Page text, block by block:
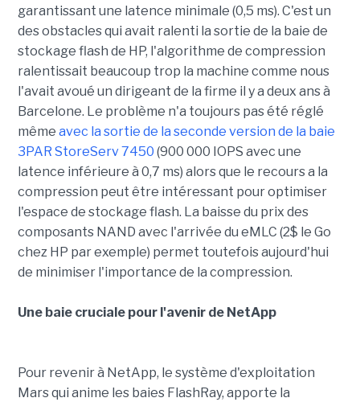
garantissant une latence minimale (0,5 ms). C'est un
des obstacles qui avait ralenti la sortie de la baie de
stockage flash de HP, l'algorithme de compression
ralentissait beaucoup trop la machine comme nous
l'avait avoué un dirigeant de la firme il y a deux ans à
Barcelone. Le problème n'a toujours pas été réglé
même avec la sortie de la seconde version de la baie
3PAR StoreServ 7450 (900 000 IOPS avec une
latence inférieure à 0,7 ms) alors que le recours a la
compression peut être intéressant pour optimiser
l'espace de stockage flash. La baisse du prix des
composants NAND avec l'arrivée du eMLC (2$ le Go
chez HP par exemple) permet toutefois aujourd'hui
de minimiser l'importance de la compression.
Une baie cruciale pour l'avenir de NetApp
Pour revenir à NetApp, le système d'exploitation
Mars qui anime les baies FlashRay, apporte la